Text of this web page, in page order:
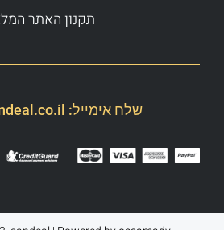
תקנון האתר
שלח אימייל: